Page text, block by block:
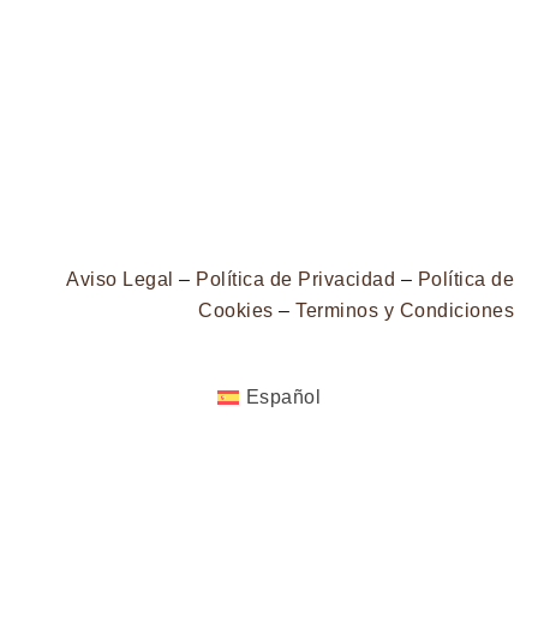
Aviso Legal – Política de Privacidad – Política de
Cookies – Terminos y Condiciones
Español